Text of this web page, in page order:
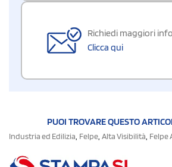
Richiedi maggiori
Clicca qui
PUOI TROVARE QUESTO
Industria ed Edilizia Felpe Alta Visibilità Felpe